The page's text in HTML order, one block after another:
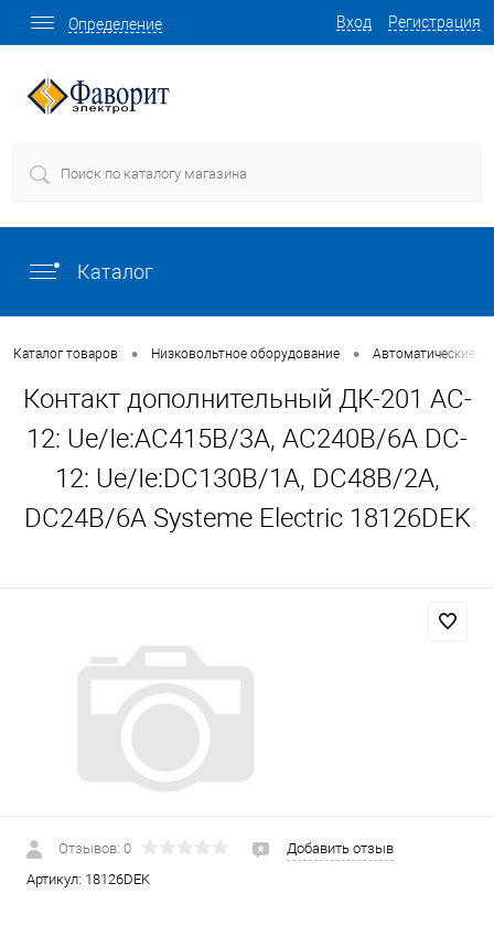
Вход Регистрация
Определение
Каталог
Каталог товаров • Низковольтное оборудование • Автоматические
Контакт дополнительный ДК-201 AC-
12: Ue/Ie:AC415В/3A, AC240В/6A DC-
12: Ue/Ie:DC130В/1A, DC48В/2A,
DC24В/6A Systeme Electric 18126DEK
Отзывов: 0
Добавить отзыв
Артикул: 18126DEK